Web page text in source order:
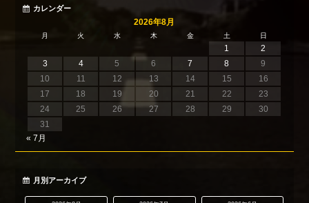
カレンダー
2026年8月
月 火 水 木 金 土 日
1
2
3
4 5 6 7 8
9
10
11 12 13 14 15
16
17
18 19 20 21 22
23
24
25 26 27 28 29
30
31
« 7月
月別アーカイブ